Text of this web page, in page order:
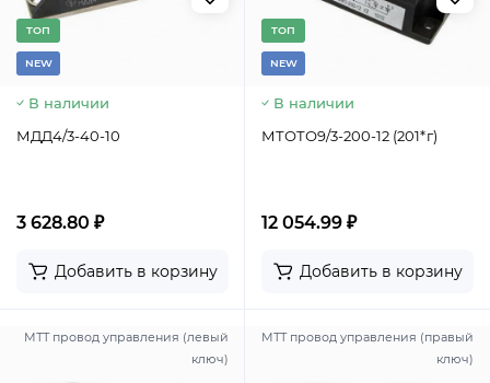
TОП
NEW
В наличии
МДД4/3-40-10
3 628.80 ₽
Добавить в корзину
TОП
NEW
В наличии
МТОТО9/3-200-12 (201*г)
12 054.99 ₽
Добавить в корзину
МТТ провод управления (левый
ключ)
МТТ провод управления (правый
ключ)